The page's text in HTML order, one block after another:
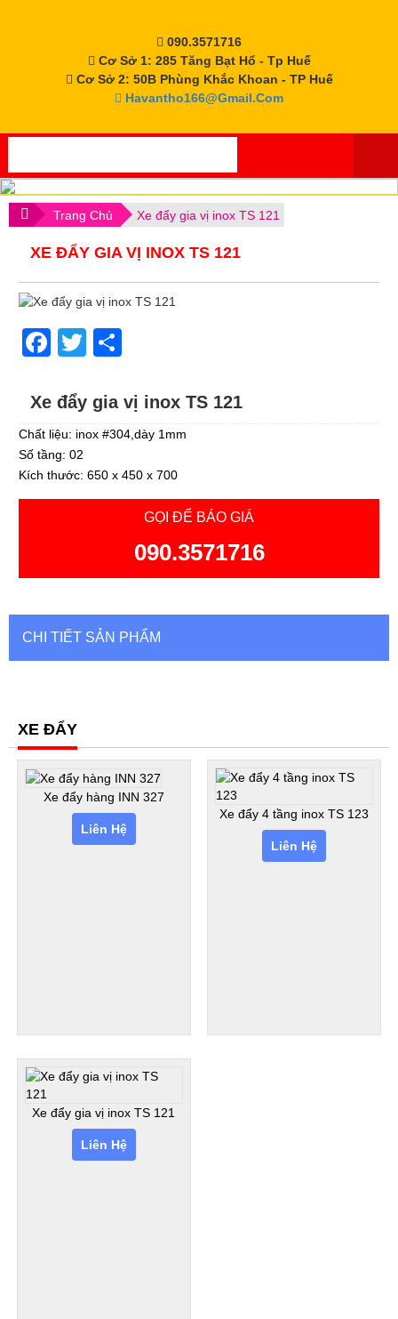
090.3571716
Cơ Sở 1: 285 Tăng Bạt Hổ - Tp Huế
Cơ Sở 2: 50B Phùng Khắc Khoan - TP Huế
Havantho166@gmail.com
Trang Chủ Xe đẩy gia vị inox TS 121
XE ĐẨY GIA VỊ INOX TS 121
Facebook
Twitter
Xe đẩy gia vị inox TS 121
Chất liệu: inox #304,dày 1mm
Số tầng: 02
Kích thước: 650 x 450 x 700
GỌI ĐỂ BÁO GIÁ
090.3571716
CHI TIẾT SẢN PHẨM
XE ĐẨY
Xe đẩy hàng INN 327
Liên Hệ
Xe đẩy 4 tầng inox TS 123
Liên Hệ
Xe đẩy gia vị inox TS 121
Liên Hệ